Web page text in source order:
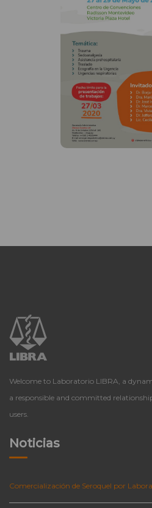
Welcome to Laboratorio LIBRA, a
a responsible and committed
users.
Noticias
Comercialización de Seroquel por